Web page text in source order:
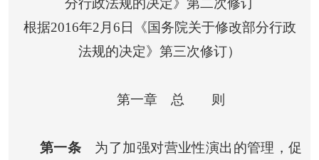
分行政法规的决定》第二次修订
根据2016年2月6日《国务院关于修改部分行政
法规的决定》第三次修订）
第一章 总 则
第一条 为了加强对营业性演出的管理，促